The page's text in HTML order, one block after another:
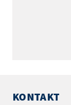
KONTAKT